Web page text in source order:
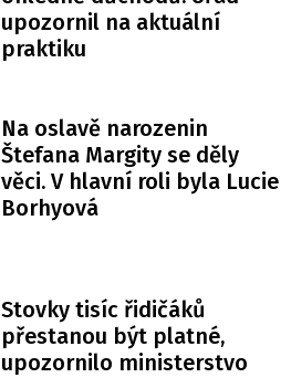
upozornil na aktuální
praktiku
Na oslavě narozenin
Štefana Margity se děly
věci. V hlavní roli byla Lucie
Borhyová
Stovky tisíc řidičáků
přestanou být platné,
upozornilo ministerstvo